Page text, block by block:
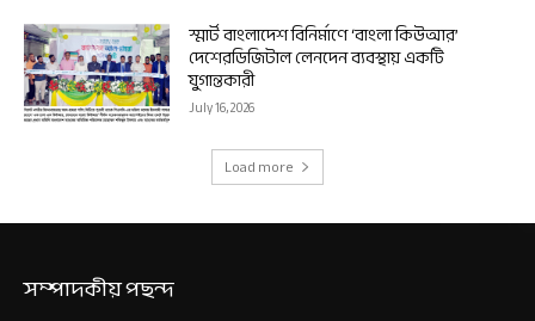
স্মার্ট বাংলাদেশ বিনির্মাণে ‘বাংলা কিউআর’
দেশেরডিজিটাল লেনদেন ব্যবস্থায় একটি
যুগান্তকারী
July 16, 2026
Load more
সম্পাদকীয় পছন্দ